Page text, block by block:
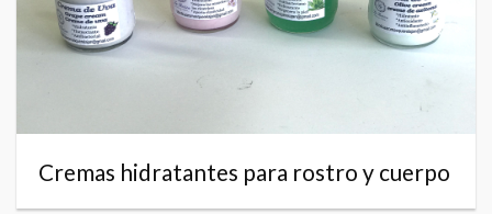
Cremas hidratantes para rostro y cuerpo